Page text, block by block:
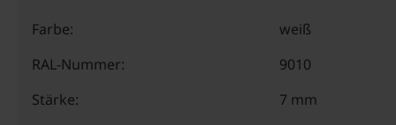
Farbe:
weiß
RAL-Nummer:
9010
Stärke:
7 mm